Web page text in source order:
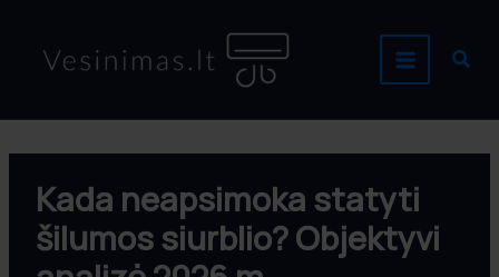
turinio
Kada neapsimoka statyti
šilumos siurblio? Objektyvi